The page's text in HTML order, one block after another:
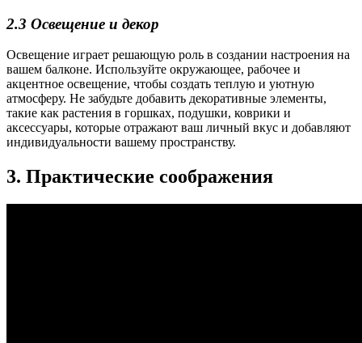
2.3 Освещение и декор
Освещение играет решающую роль в создании настроения на
вашем балконе. Используйте окружающее, рабочее и
акцентное освещение, чтобы создать теплую и уютную
атмосферу. Не забудьте добавить декоративные элементы,
такие как растения в горшках, подушки, коврики и
аксессуары, которые отражают ваш личный вкус и добавляют
индивидуальности вашему пространству.
3. Практические соображения